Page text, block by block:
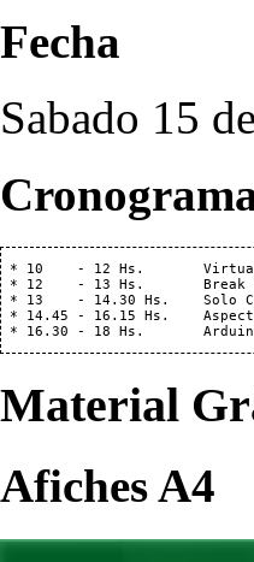
Fecha
Sabado 15
* 10    - 12 Hs.
* 12    - 13 Hs.       Break
* 13    - 14.30 Hs.    Solo C
* 14.45 - 16.15 Hs.
Material
Afiches A4